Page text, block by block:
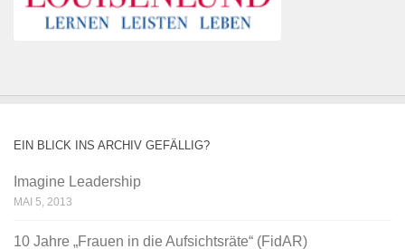
EIN BLICK INS ARCHIV GEFÄLLIG?
Imagine Leadership
MAI 5, 2013
10 Jahre „Frauen in die Aufsichtsräte“ (FidAR)